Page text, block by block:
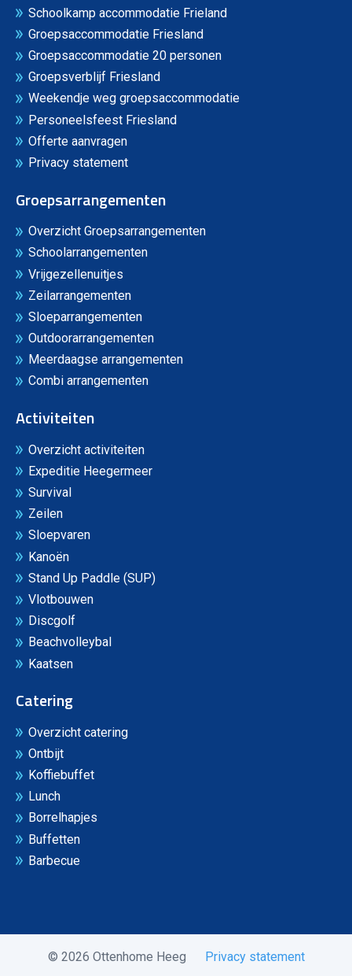
Schoolkamp accommodatie Frieland
Groepsaccommodatie Friesland
Groepsaccommodatie 20 personen
Groepsverblijf Friesland
Weekendje weg groepsaccommodatie
Personeelsfeest Friesland
Offerte aanvragen
Privacy statement
Groepsarrangementen
Overzicht Groepsarrangementen
Schoolarrangementen
Vrijgezellenuitjes
Zeilarrangementen
Sloeparrangementen
Outdoorarrangementen
Meerdaagse arrangementen
Combi arrangementen
Activiteiten
Overzicht activiteiten
Expeditie Heegermeer
Survival
Zeilen
Sloepvaren
Kanoën
Stand Up Paddle (SUP)
Vlotbouwen
Discgolf
Beachvolleybal
Kaatsen
Catering
Overzicht catering
Ontbijt
Koffiebuffet
Lunch
Borrelhapjes
Buffetten
Barbecue
© 2026 Ottenhome Heeg Privacy statement